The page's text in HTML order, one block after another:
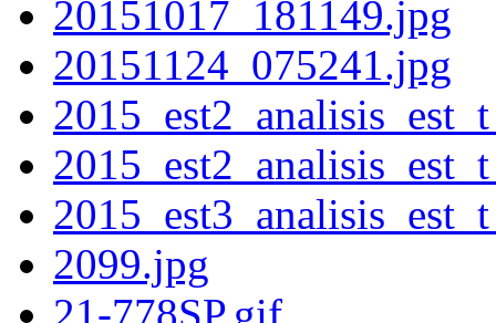
20151017_181149.jpg
20151124_075241.jpg
2099.jpg